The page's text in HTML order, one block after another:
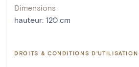
Dimensions
hauteur: 120 cm
DROITS & CONDITIONS D'UTILISATION